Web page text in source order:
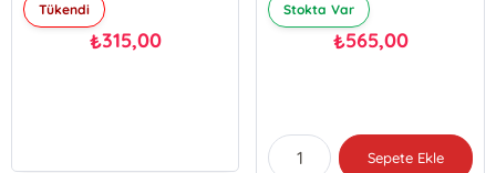
Tükendi
₺315,00
Stokta Var
₺565,00
Sepete Ekle